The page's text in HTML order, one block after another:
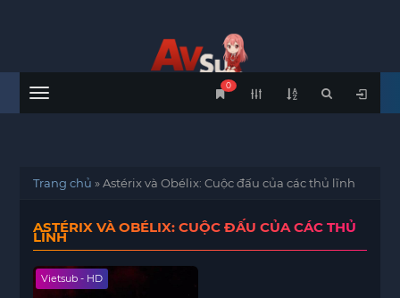
Menu
0
Trang chủ »Astérix và Obélix: Cuộc đấu của các thủ lĩnh
ASTÉRIX VÀ OBÉLIX: CUỘC ĐẤU CỦA CÁC THỦ
LĨNH
Vietsub - HD